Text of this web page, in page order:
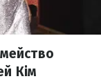
Кім